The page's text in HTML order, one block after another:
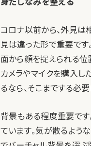
コロナ以前から、外見は
見は違った形で重要です
面から顔を捉えられる位
カメラやマイクを購入し
るなら、そこまでする必
背景もある程度重要です
ています。気が散るよう